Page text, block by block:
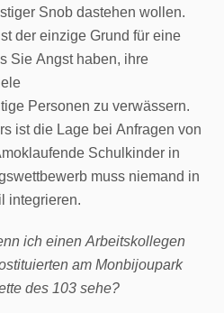
Snob dastehen wollen.
der einzige Grund für eine
Sie Angst haben, ihre
Personen zu verwässern.
ist die Lage bei Anfragen von
Schulkinder in
muss niemand in
integrieren.
ich einen Arbeitskollegen
am Monbijoupark
des 103 sehe?